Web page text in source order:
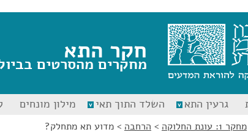
חקר התא
מחקרים מהסרטים
גרעין התא השלד התוך תאי מילון מונחים
מחקר 1: עונת החלוקה > הרחבה > מדוע תא מתחלק?